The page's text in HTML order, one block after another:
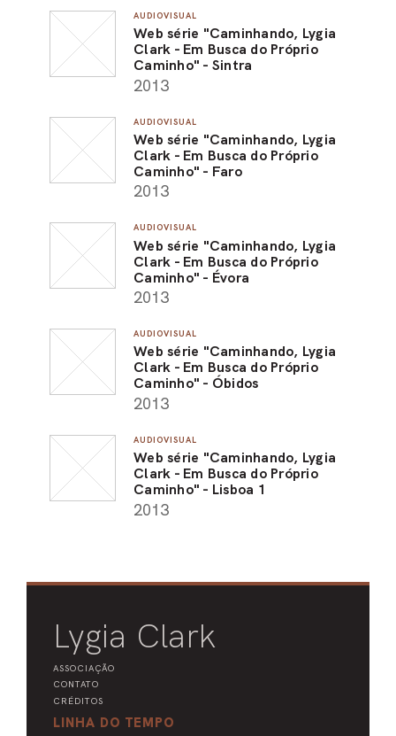
AUDIOVISUAL
Web série "Caminhando, Lygia
Clark - Em Busca do Próprio
Caminho" - Sintra
2013
AUDIOVISUAL
Web série "Caminhando, Lygia
Clark - Em Busca do Próprio
Caminho" - Faro
2013
AUDIOVISUAL
Web série "Caminhando, Lygia
Clark - Em Busca do Próprio
Caminho" - Évora
2013
AUDIOVISUAL
Web série "Caminhando, Lygia
Clark - Em Busca do Próprio
Caminho" - Óbidos
2013
AUDIOVISUAL
Web série "Caminhando, Lygia
Clark - Em Busca do Próprio
Caminho" - Lisboa 1
2013
Lygia Clark
ASSOCIAÇÃO
CONTATO
CRÉDITOS
LINHA DO TEMPO